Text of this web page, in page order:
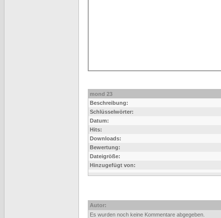
mond 23
Beschreibung:
Schlüsselwörter:
Datum:
Hits:
Downloads:
Bewertung:
Dateigröße:
Hinzugefügt von:
Autor:
Es wurden noch keine Kommentare abgegeben.